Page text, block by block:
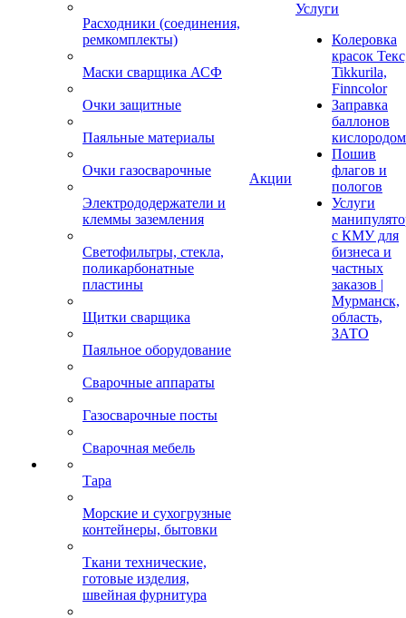
Расходники (соединения,
ремкомплекты)
Маски сварщика АСФ
Очки защитные
Паяльные материалы
Очки газосварочные
Электрододержатели и
клеммы заземления
Светофильтры, стекла,
поликарбонатные
пластины
Щитки сварщика
Паяльное оборудование
Сварочные аппараты
Газосварочные посты
Сварочная мебель
Тара
Морские и сухогрузные
контейнеры, бытовки
Ткани технические,
готовые изделия,
швейная фурнитура
Акции
Услуги
Колеровка
красок
Tikkurila,
Finncolor
Заправка
баллонов
кислородом
Пошив
флагов и
пологов
Услуги
с КМУ для
бизнеса и
частных
заказов |
Мурманск,
область,
ЗАТО